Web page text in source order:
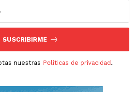
SUSCRIBIRME
nuestras Politicas de privacidad.